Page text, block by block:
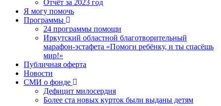
Отчёт за 2023 год
Я могу помочь
Программы
24 программы помощи
Иркутский областной благотворительный
марафон-эстафета «Помоги ребёнку, и ты спасёшь
мир!»
Публичная оферта
Новости
СМИ о фонде
Дефицит милосердия
Более ста новых курток были выданы детям